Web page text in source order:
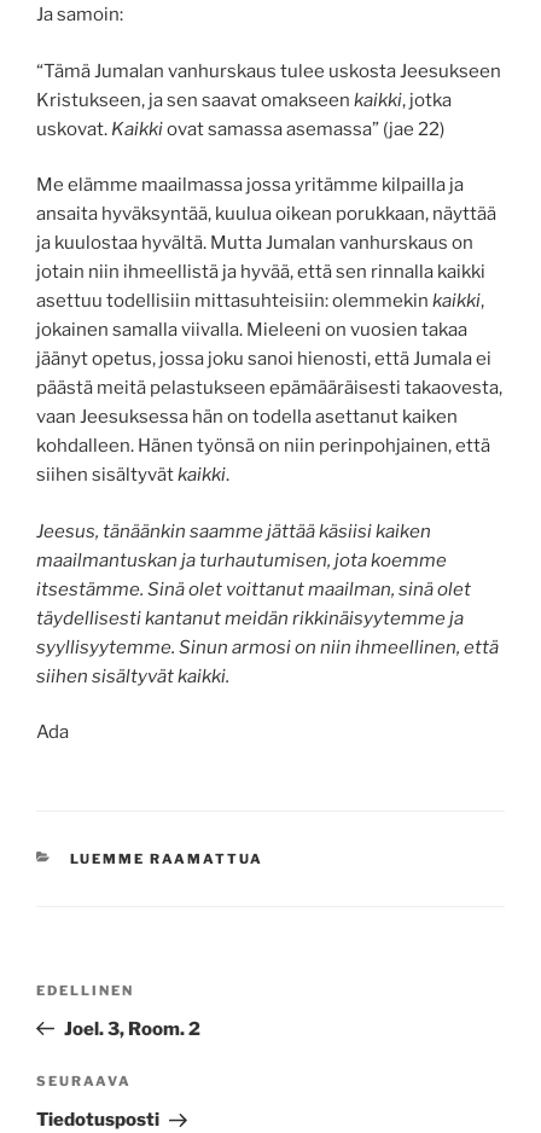
Ja samoin:
“Tämä Jumalan vanhurskaus tulee uskosta Jeesukseen
Kristukseen, ja sen saavat omakseen kaikki, jotka
uskovat. Kaikkiovat samassa asemassa” (jae 22)
Me elämme maailmassa jossa yritämme kilpailla ja
ansaita hyväksyntää, kuulua oikean porukkaan, näyttää
ja kuulostaa hyvältä. Mutta Jumalan vanhurskaus on
jotain niin ihmeellistä ja hyvää, että sen rinnalla kaikki
asettuu todellisiin mittasuhteisiin: olemmekin kaikki,
jokainen samalla viivalla. Mieleeni on vuosien takaa
jäänyt opetus, jossa joku sanoi hienosti, että Jumala ei
päästä meitä pelastukseen epämääräisesti takaovesta,
vaan Jeesuksessa hän on todella asettanut kaiken
kohdalleen. Hänen työnsä on niin perinpohjainen, että
siihen sisältyvätkaikki.
Jeesus, tänäänkin saamme jättää käsiisi kaiken
maailmantuskan ja turhautumisen, jota koemme
itsestämme. Sinä olet voittanut maailman, sinä olet
täydellisesti kantanut meidän rikkinäisyytemme ja
syyllisyytemme. Sinun armosi on niin ihmeellinen, että
siihen sisältyvät kaikki.
Ada
KATEGORIAT
LUEMME RAAMATTUA
Edellinen
artikkeli
EDELLINEN
Joel. 3, Room. 2
Seuraava
artikkeli
SEURAAVA
Tiedotusposti